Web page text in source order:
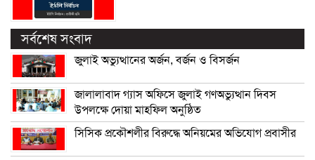
সর্বশেষ সংবাদ
জুলাই অভ্যুত্থানের অর্জন, বর্জন ও বিসর্জন
জালালাবাদ গ্যাস অফিসে জুলাই গণঅভ্যুত্থান দিবস
উপলক্ষে দোয়া মাহফিল অনুষ্ঠিত
সিসিক প্রকৌশলীর বিরুদ্ধে অনিয়মের অভিযোগ প্রবাসীর